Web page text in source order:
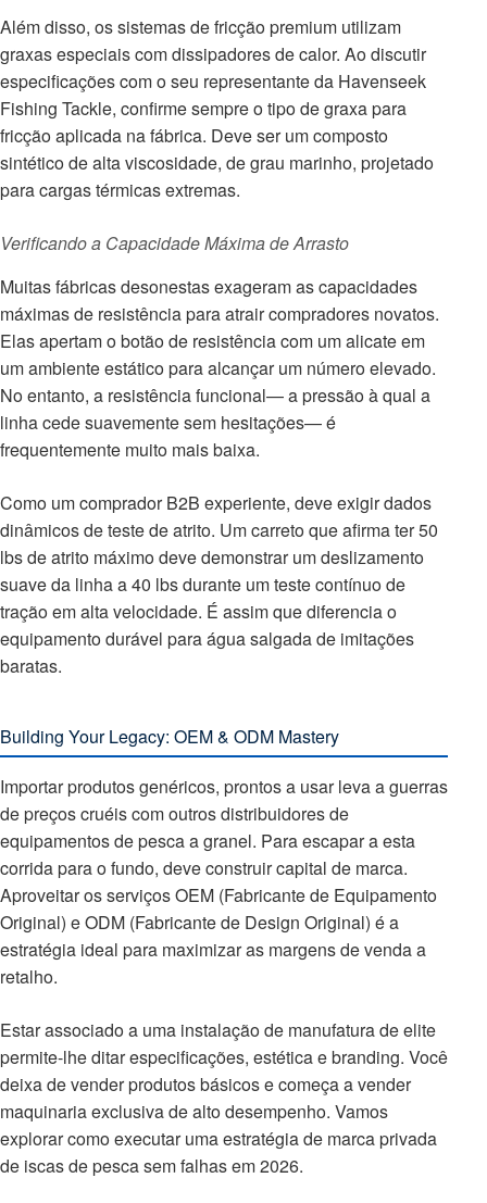
Além disso, os sistemas de fricção premium utilizam
graxas especiais com dissipadores de calor. Ao discutir
especificações com o seu representante da Havenseek
Fishing Tackle, confirme sempre o tipo de graxa para
fricção aplicada na fábrica. Deve ser um composto
sintético de alta viscosidade, de grau marinho, projetado
para cargas térmicas extremas.
Verificando a Capacidade Máxima de Arrasto
Muitas fábricas desonestas exageram as capacidades
máximas de resistência para atrair compradores novatos.
Elas apertam o botão de resistência com um alicate em
um ambiente estático para alcançar um número elevado.
No entanto, a resistência funcional— a pressão à qual a
linha cede suavemente sem hesitações— é
frequentemente muito mais baixa.
Como um comprador B2B experiente, deve exigir dados
dinâmicos de teste de atrito. Um carreto que afirma ter 50
lbs de atrito máximo deve demonstrar um deslizamento
suave da linha a 40 lbs durante um teste contínuo de
tração em alta velocidade. É assim que diferencia o
equipamento durável para água salgada de imitações
baratas.
Building Your Legacy: OEM & ODM Mastery
Importar produtos genéricos, prontos a usar leva a guerras
de preços cruéis com outros distribuidores de
equipamentos de pesca a granel. Para escapar a esta
corrida para o fundo, deve construir capital de marca.
Aproveitar os serviços OEM (Fabricante de Equipamento
Original) e ODM (Fabricante de Design Original) é a
estratégia ideal para maximizar as margens de venda a
retalho.
Estar associado a uma instalação de manufatura de elite
permite-lhe ditar especificações, estética e branding. Você
deixa de vender produtos básicos e começa a vender
maquinaria exclusiva de alto desempenho. Vamos
explorar como executar uma estratégia de marca privada
de iscas de pesca sem falhas em 2026.